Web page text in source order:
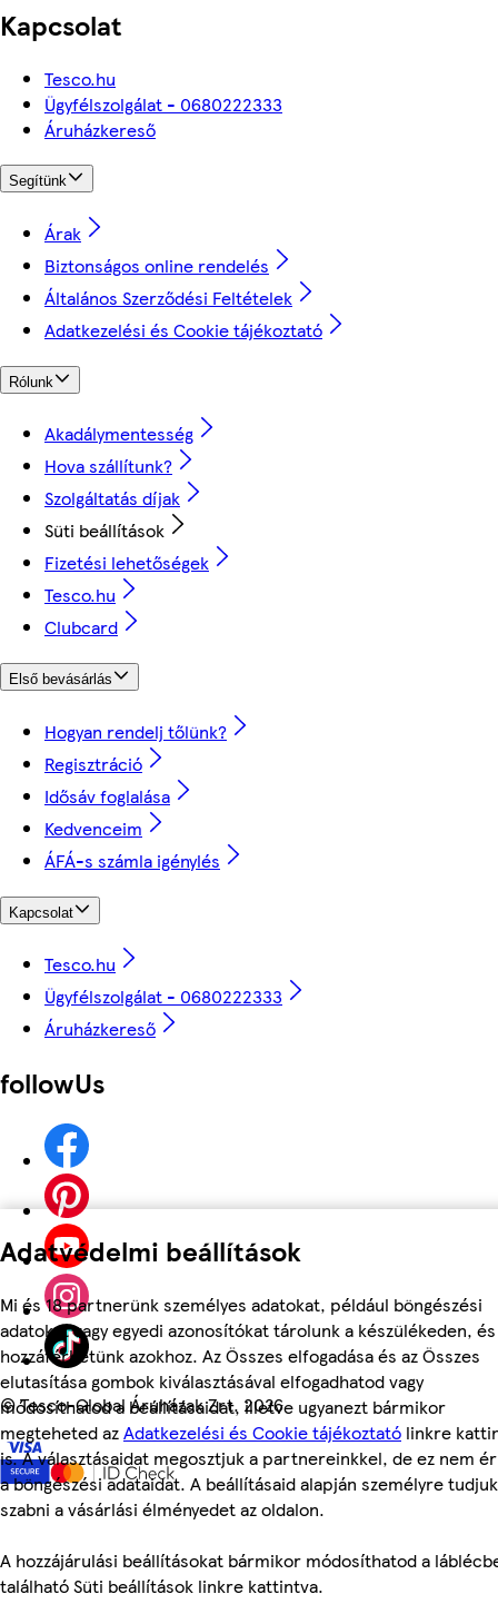
Adatvédelmi beállítások
Mi és 18 partnerünk személyes adatokat, például böngészési
adatokat vagy egyedi azonosítókat tárolunk a készülékeden, és
hozzáférhetünk azokhoz. Az Összes elfogadása és az Összes
elutasítása gombok kiválasztásával elfogadhatod vagy
módosíthatod a beállításaidat, illetve ugyanezt bármikor
megteheted azAdatkezelési és Cookie tájékoztató linkre
is. A választásaidat megosztjuk a partnereinkkel, de ez nem
a böngészési adataidat. A beállításaid alapján személyre tudjuk
szabni a vásárlási élményedet az oldalon.
A hozzájárulási beállításokat bármikor módosíthatod a
található Süti beállítások linkre kattintva.
Kapcsolat
Tesco.hu
Ügyfélszolgálat - 0680222333
Áruházkereső
Segítünk
Árak
Biztonságos online rendelés
Általános Szerződési Feltételek
Adatkezelési és Cookie tájékoztató
Rólunk
Akadálymentesség
Hova szállítunk?
Szolgáltatás díjak
Süti beállítások
Fizetési lehetőségek
Tesco.hu
Clubcard
Első bevásárlás
Hogyan rendelj tőlünk?
Regisztráció
Idősáv foglalása
Kedvenceim
ÁFÁ-s számla igénylés
Kapcsolat
Tesco.hu
Ügyfélszolgálat - 0680222333
Áruházkereső
followUs
©Tesco-Global Áruházak Zrt. 2026